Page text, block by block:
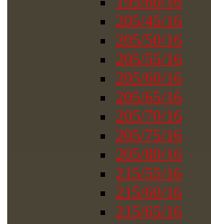
205/45/16
205/50/16
205/55/16
205/60/16
205/65/16
205/70/16
205/75/16
205/80/16
215/55/16
215/60/16
215/65/16